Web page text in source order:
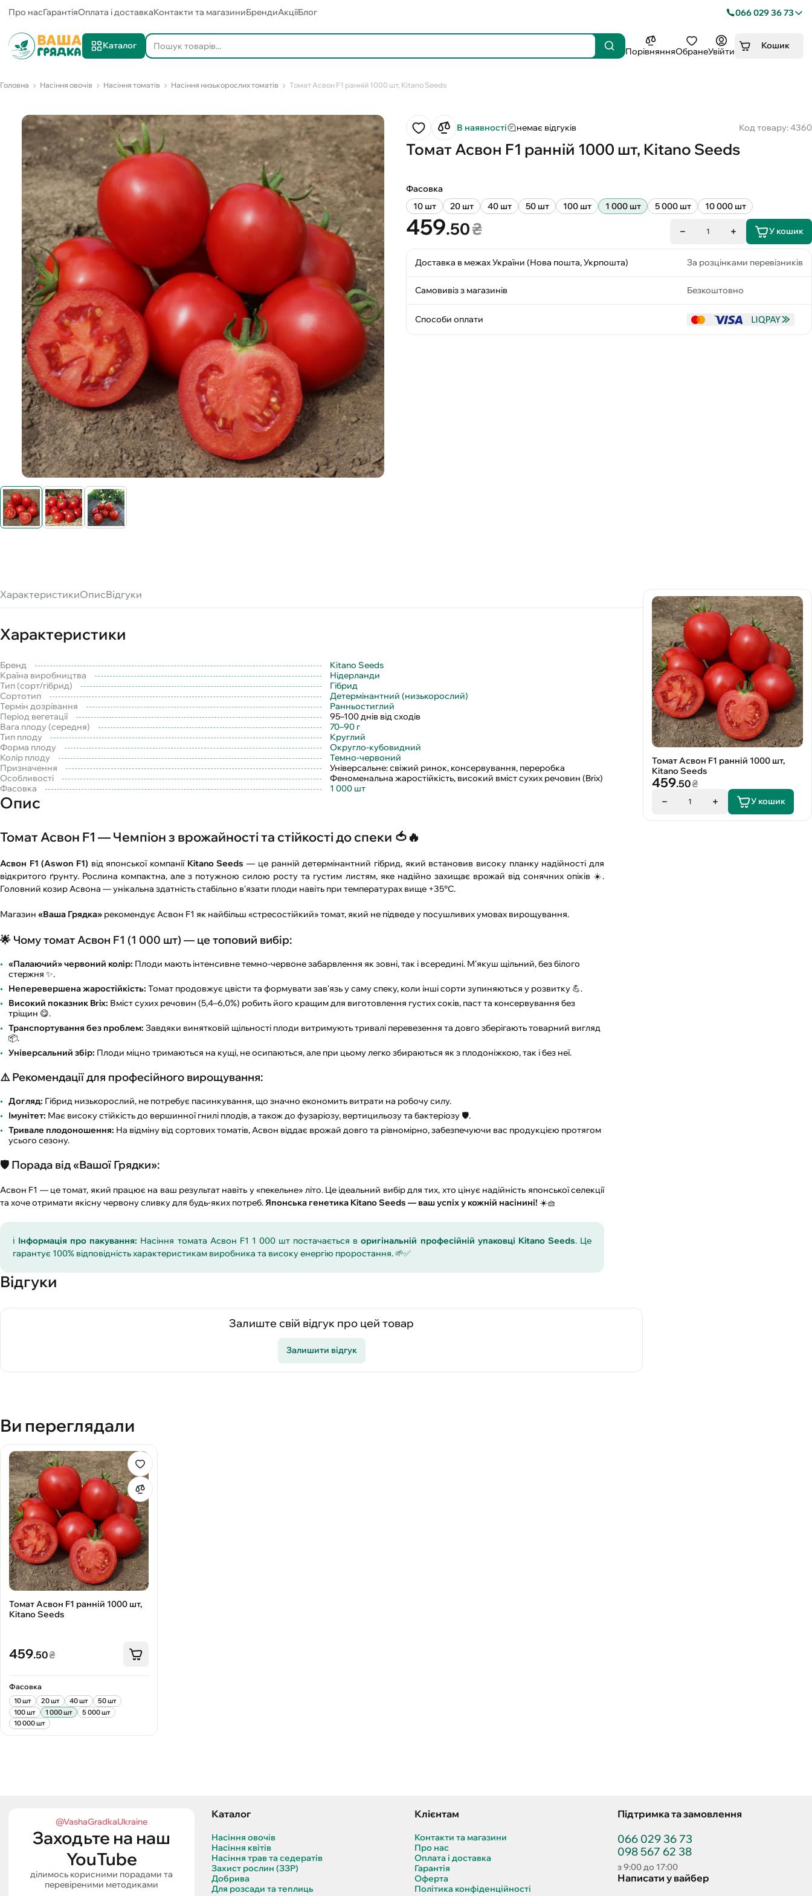
Про насГарантіяОплата і доставкаКонтакти та магазиниБрендиАкціїБлог 066 029 36 73
Каталог
ПорівнянняОбранеУвійти
Кошик
Головна Насіння овочів Насіння томатів Насіння низькорослих томатів Томат Асвон F1 ранній 1000 шт, Kitano Seeds
В наявності немає відгуків Код товару: 4360
Томат Асвон F1 ранній 1000 шт, Kitano Seeds
Фасовка
10 шт
20 шт 40 шт 50 шт 100 шт 1 000 шт 5 000 шт 10 000 шт
459.50₴ 1 У кошик
Доставка в межах України (Нова пошта, Укрпошта) За розцінками перевізників
Самовивіз з магазинів Безкоштовно
Способи оплати
ХарактеристикиОписВідгуки
Характеристики
Бренд
Kitano Seeds
Країна виробництва
Нідерланди
Тип (сорт/гібрид)
Гібрид
Сортотип
Детермінантний (низькорослий)
Термін дозрівання
Ранньостиглий
Період вегетації
95–100 днів від сходів
Вага плоду (середня)
70–90 г
Тип плоду
Круглий
Форма плоду
Округло-кубовидний
Колір плоду
Темно-червоний
Призначення
Універсальне: свіжий ринок, консервування, переробка
Особливості
Феноменальна жаростійкість, високий вміст сухих речовин (Brix)
Фасовка
1 000 шт
Опис
Томат Асвон F1 — Чемпіон з врожайності та стійкості до спеки 🍅🔥
Асвон F1 (Aswon F1) від японської компанії Kitano Seeds — це ранній детермінантний гібрид, який встановив високу планку надійності для
відкритого ґрунту. Рослина компактна, але з потужною силою росту та густим листям, яке надійно захищає врожай від сонячних опіків ☀️.
Головний козир Асвона — унікальна здатність стабільно в'язати плоди навіть при температурах вище +35°C.
Магазин «Ваша Грядка» рекомендує Асвон F1 як найбільш «стресостійкий» томат, який не підведе у посушливих умовах вирощування.
🌟 Чому томат Асвон F1 (1 000 шт) — це топовий вибір:
«Палаючий» червоний колір: Плоди мають інтенсивне темно-червоне забарвлення як зовні, так і всередині. М'якуш щільний, без білого
стержня ✨.
Неперевершена жаростійкість: Томат продовжує цвісти та формувати зав'язь у саму спеку, коли інші сорти зупиняються у розвитку 💪.
Високий показник Brix: Вміст сухих речовин (5,4–6,0%) робить його кращим для виготовлення густих соків, паст та консервування без
тріщин 😋.
Транспортування без проблем: Завдяки винятковій щільності плоди витримують тривалі перевезення та довго зберігають товарний вигляд
📦.
Універсальний збір: Плоди міцно тримаються на кущі, не осипаються, але при цьому легко збираються як з плодоніжкою, так і без неї.
⚠️ Рекомендації для професійного вирощування:
Догляд: Гібрид низькорослий, не потребує пасинкування, що значно економить витрати на робочу силу.
Імунітет: Має високу стійкість до вершинної гнилі плодів, а також до фузаріозу, вертицильозу та бактеріозу 🛡️.
Тривале плодоношення: На відміну від сортових томатів, Асвон віддає врожай довго та рівномірно, забезпечуючи вас продукцією протягом
усього сезону.
🛡️ Порада від «Вашої Грядки»:
Асвон F1 — це томат, який працює на ваш результат навіть у «пекельне» літо. Це ідеальний вибір для тих, хто цінує надійність японської селекції
та хоче отримати якісну червону сливку для будь-яких потреб. Японська генетика Kitano Seeds — ваш успіх у кожній насінині! ☀️🧺
ℹ️ Інформація про пакування: Насіння томата Асвон F1 1 000 шт постачається воригінальній професійній упаковці Kitano Seeds. Це
гарантує 100% відповідність характеристикам виробника та високу енергію проростання. 🌱✅
Відгуки
Залиште свій відгук про цей товар
Залишити відгук
Томат Асвон F1 ранній 1000 шт,
Kitano Seeds
459.50₴
1 У кошик
Ви переглядали
Томат Асвон F1 ранній 1000 шт,
Kitano Seeds
459.50₴
Фасовка
10 шт 20 шт 40 шт
50 шт
100 шт
1 000 шт
5 000 шт
10 000 шт
@VashaGradkaUkraine
Заходьте на наш
YouTube
ділимось корисними порадами та
перевіреними методиками
Каталог
Насіння овочів
Насіння квітів
Насіння трав та седератів
Захист рослин (ЗЗР)
Добрива
Для розсади та теплиць
Клієнтам
Контакти та магазини
Про нас
Оплата і доставка
Гарантія
Оферта
Політика конфіденційності
Підтримка та замовлення
066 029 36 73
098 567 62 38
з 9:00 до 17:00
Написати у вайбер